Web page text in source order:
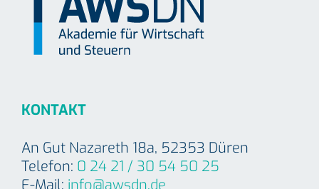
KONTAKT
An Gut Nazareth 18a, 52353 Düren
Telefon: 0 24 21 / 30 54 50 25